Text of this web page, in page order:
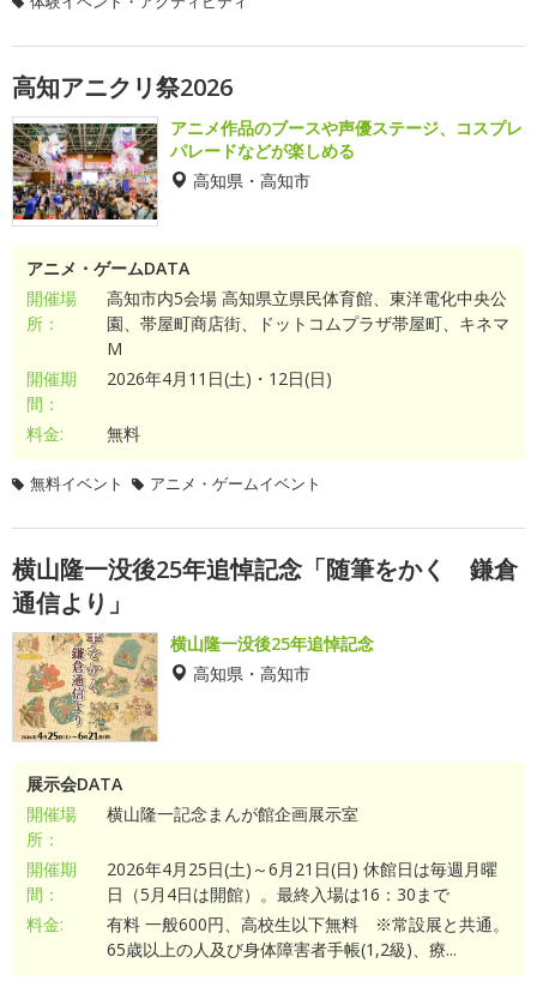
高知アニクリ祭2026
アニメ作品のブースや声優ステージ、コスプレ
パレードなどが楽しめる
高知県・高知市
アニメ・ゲームDATA
開催場
所：
高知市内5会場 高知県立県民体育館、東洋電化中央公
園、帯屋町商店街、ドットコムプラザ帯屋町、キネマ
M
開催期
間：
2026年4月11日(土)・12日(日)
料金: 無料
無料イベント アニメ・ゲームイベント
横山隆一没後25年追悼記念「随筆をかく 鎌倉
通信より」
横山隆一没後25年追悼記念
高知県・高知市
展示会DATA
開催場
所：
横山隆一記念まんが館企画展示室
開催期
間：
2026年4月25日(土)～6月21日(日) 休館日は毎週月曜
日（5月4日は開館）。最終入場は16：30まで
料金:
有料 一般600円、高校生以下無料 ※常設展と共通。
65歳以上の人及び身体障害者手帳(1,2級)、療...